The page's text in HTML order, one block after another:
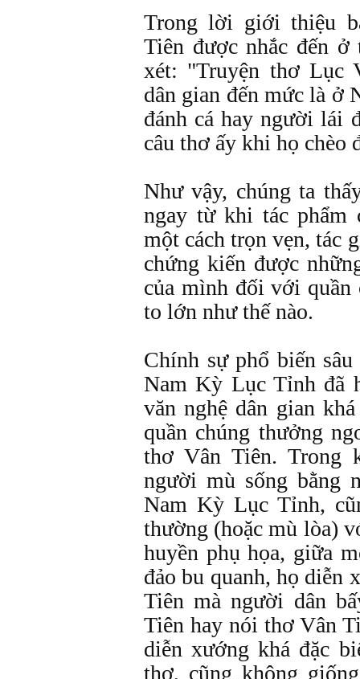
Trong lời giới thiệu
Tiên được nhắc đến ở
xét: "Truyện thơ Lục
dân gian đến mức là ở
đánh cá hay người lái
câu thơ ấy khi họ chèo
Như vậy, chúng ta
ngay từ khi tác phẩm
một cách trọn vẹn, tác
chứng kiến được
của mình đối với
to lớn như thế nào.
Chính sự phổ biến
Nam Kỳ Lục Tỉnh đã
văn nghệ dân gian
quần chúng thưởng
thơ Vân Tiên. Trong
người mù sống bằng
Nam Kỳ Lục Tỉnh,
thường (hoặc mù lòa)
huyền phụ họa, giữa
đảo bu quanh, họ diễn
Tiên mà người dân
Tiên hay nói thơ Vân
diễn xướng khá đặc
thơ, cũng không